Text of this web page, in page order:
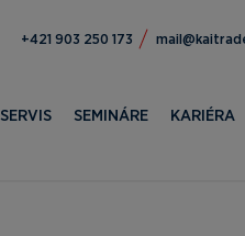
371 052 309 124+
SERVIS SEMINÁRE KARIÉRA